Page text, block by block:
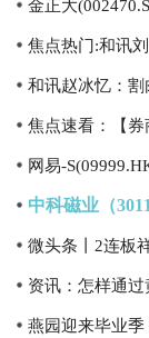
焦点热门:和讯
和讯赵冰忆：割
中科磁业（
资讯：怎样通
燕园迎来毕业季